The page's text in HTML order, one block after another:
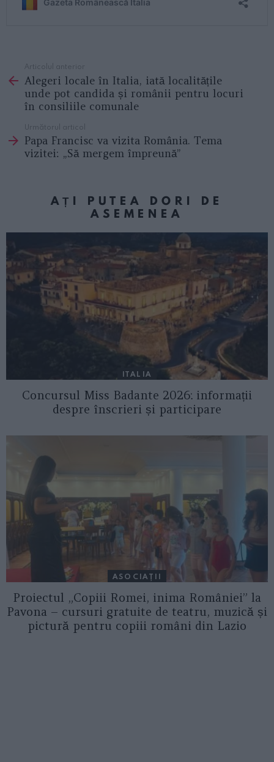
more
Articolul anterior
Alegeri locale în Italia, iată localitățile
unde pot candida și românii pentru locuri
în consiliile comunale
Următorul articol
Papa Francisc va vizita România. Tema
vizitei: „Să mergem împreună”
AȚI PUTEA DORI DE
ASEMENEA
ITALIA
Concursul Miss Badante 2026: informații
despre înscrieri și participare
ASOCIAŢII
Proiectul „Copiii Romei, inima României” la
Pavona – cursuri gratuite de teatru, muzică și
pictură pentru copiii români din Lazio